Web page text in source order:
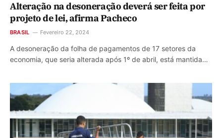
Alteração na desoneração deverá ser feita por
projeto de lei, afirma Pacheco
BRASIL Fevereiro 22, 2024
A desoneração da folha de pagamentos de 17 setores da
economia, que seria alterada após 1º de abril, está mantida…